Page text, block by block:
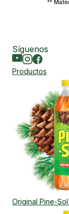
**
Síguenos
Youtube
Instagram
Facebook
Productos
Original Pine-